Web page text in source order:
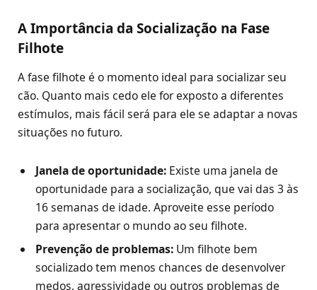
A Importância da Socialização na Fase
Filhote
A fase filhote é o momento ideal para socializar seu
cão. Quanto mais cedo ele for exposto a diferentes
estímulos, mais fácil será para ele se adaptar a novas
situações no futuro.
Janela de oportunidade: Existe uma janela de
oportunidade para a socialização, que vai das 3 às
16 semanas de idade. Aproveite esse período
para apresentar o mundo ao seu filhote.
Prevenção de problemas: Um filhote bem
socializado tem menos chances de desenvolver
medos, agressividade ou outros problemas de